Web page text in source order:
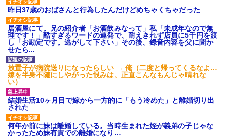
昨日37歳のおばさんと行為したんだけどめちゃくちゃだった
居酒屋にて。兄の紹介者「お酒飲みなって」私「未成年なので無
理です！」酷すぎるワードの連発で、耐えきれず店員に5千円を渡
し「お勘定です。逃がして下さい」その後、録音内容を父に聞か
せたら...
放置子が病院送りになったらしい → 俺（二度と帰ってくるなよ…
嫁を半身不随にしやがった恨みは、正直こんなもんじゃ晴れな
い）
結婚生活10ヶ月目で嫁から一方的に「もう冷めた」と離婚切り出
された
何年か前に妹は離婚している。当時生まれた姪が義弟の子じゃな
かったため妹有責での離婚になり…